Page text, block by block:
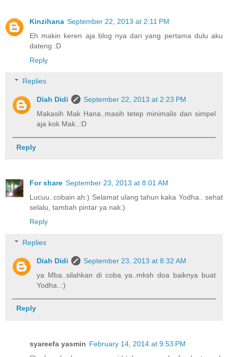
Kinzihana September 22, 2013 at 2:11 PM
Eh makin keren aja blog nya dari yang pertama dulu aku
dateng :D
Reply
Replies
Diah Didi
September 22, 2013 at 2:23 PM
Makasih Mak Hana..masih tetep minimalis dan simpel
aja kok Mak..:D
Reply
For share September 23, 2013 at 8:01 AM
Lucuu..cobain ah:) Selamat ulang tahun kaka Yodha.. sehat
selalu, tambah pintar ya nak:)
Reply
Replies
Diah Didi
September 23, 2013 at 8:32 AM
ya Mba..silahkan di coba ya..mksh doa baiknya buat
Yodha..:)
Reply
syareefa yasmin February 14, 2014 at 9:53 PM